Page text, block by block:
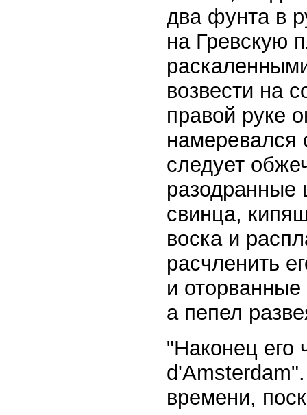
два фунта в
на Гревскую
возвести на
правой руке
намеревался
следует
разодранные
свинца,
воска и
расчленить
и оторванные
а пепел
"Наконец его
времени,